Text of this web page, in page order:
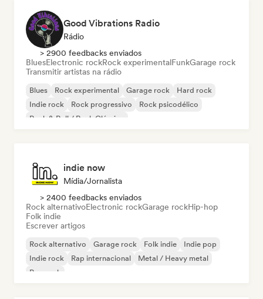
Good Vibrations Radio
Rádio
> 2900 feedbacks enviados
BluesElectronic rockRock experimentalFunkGarage rock
Transmitir artistas na rádio
Blues Rock experimental Garage rock
Hard rock
Indie rock
Rock progressivo
Rock psicodélico
Rock & Roll / Rock Clássico
indie now
Mídia/Jornalista
> 2400 feedbacks enviados
Rock alternativoElectronic rockGarage rockHip-hop
Folk indie
Escrever artigos
Rock alternativo Garage rock Folk indie
Indie pop
Indie rock
Rap internacional
Metal / Heavy metal
Pop rock